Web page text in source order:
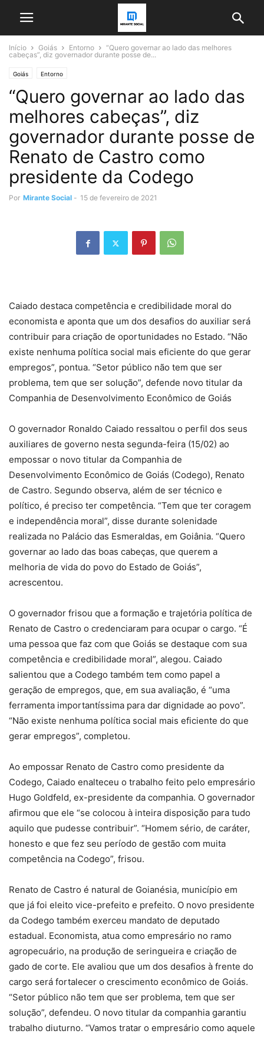
Início Goiás Entorno
“Quero governar ao lado das melhores
cabeças”, diz governador durante posse de...
Goiás Entorno
“Quero governar ao lado das
melhores cabeças”, diz
governador durante posse de
Renato de Castro como
presidente da Codego
Por Mirante Social - 15 de fevereiro de 2021
Caiado destaca competência e credibilidade moral do
economista e aponta que um dos desafios do auxiliar será
contribuir para criação de oportunidades no Estado. “Não
existe nenhuma política social mais eficiente do que gerar
empregos”, pontua. “Setor público não tem que ser
problema, tem que ser solução”, defende novo titular da
Companhia de Desenvolvimento Econômico de Goiás
O governador Ronaldo Caiado ressaltou o perfil dos seus
auxiliares de governo nesta segunda-feira (15/02) ao
empossar o novo titular da Companhia de
Desenvolvimento Econômico de Goiás (Codego), Renato
de Castro. Segundo observa, além de ser técnico e
político, é preciso ter competência. “Tem que ter coragem
e independência moral”, disse durante solenidade
realizada no Palácio das Esmeraldas, em Goiânia. “Quero
governar ao lado das boas cabeças, que querem a
melhoria de vida do povo do Estado de Goiás”,
acrescentou.
O governador frisou que a formação e trajetória política de
Renato de Castro o credenciaram para ocupar o cargo. “É
uma pessoa que faz com que Goiás se destaque com sua
competência e credibilidade moral”, alegou. Caiado
salientou que a Codego também tem como papel a
geração de empregos, que, em sua avaliação, é “uma
ferramenta importantíssima para dar dignidade ao povo”.
“Não existe nenhuma política social mais eficiente do que
gerar empregos”, completou.
Ao empossar Renato de Castro como presidente da
Codego, Caiado enalteceu o trabalho feito pelo empresário
Hugo Goldfeld, ex-presidente da companhia. O governador
afirmou que ele “se colocou à inteira disposição para tudo
aquilo que pudesse contribuir”. “Homem sério, de caráter,
honesto e que fez seu período de gestão com muita
competência na Codego”, frisou.
Renato de Castro é natural de Goianésia, município em
que já foi eleito vice-prefeito e prefeito. O novo presidente
da Codego também exerceu mandato de deputado
estadual. Economista, atua como empresário no ramo
agropecuário, na produção de seringueira e criação de
gado de corte. Ele avaliou que um dos desafios à frente do
cargo será fortalecer o crescimento econômico de Goiás.
“Setor público não tem que ser problema, tem que ser
solução”, defendeu. O novo titular da companhia garantiu
trabalho diuturno. “Vamos tratar o empresário como aquele